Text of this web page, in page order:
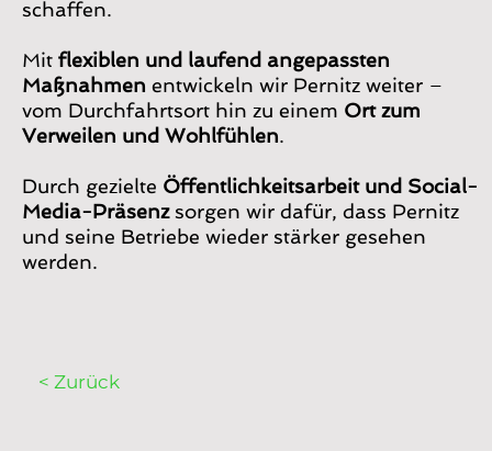
schaffen.
Mit flexiblen und laufend angepassten
Maßnahmen entwickeln wir Pernitz weiter –
vom Durchfahrtsort hin zu einem Ort zum
Verweilen und Wohlfühlen.
Durch gezielte Öffentlichkeitsarbeit und Social-
Media-Präsenzsorgen wir dafür, dass Pernitz
und seine Betriebe wieder stärker gesehen
werden.
< Zurück